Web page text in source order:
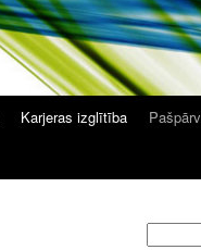
Karjeras izglītība